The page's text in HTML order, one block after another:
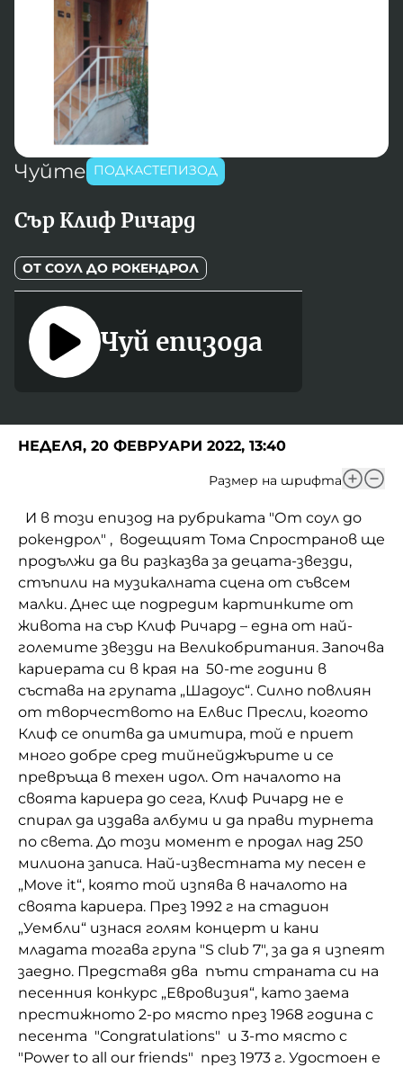
От соул до рокендрол
Междучасие
Яйцето на света
Къщата
Златната ябълка
Непознатите думи
Домашен любимец
Питаме Ви
До ре ми
БНР
БНР Новини
Архивен фонд на БНР
Чуйте ПОДКАСТЕПИЗОД
Сър Клиф Ричард
ОТ СОУЛ ДО РОКЕНДРОЛ
Чуй епизода
НЕДЕЛЯ, 20 ФЕВРУАРИ 2022, 13:40
Размер на шрифта
И в този епизод на рубриката "От соул до
рокендрол" , водещият Тома Спространов ще
продължи да ви разказва за децата-звезди,
стъпили на музикалната сцена от съвсем
малки. Днес ще подредим картинките от
живота на сър Клиф Ричард – една от най-
големите звезди на Великобритания. Започва
кариерата си в края на 50-те години в
състава на групата „Шадоус“. Силно повлиян
от творчеството на Елвис Пресли, когото
Клиф се опитва да имитира, той е приет
много добре сред тийнейджърите и се
превръща в техен идол. От началото на
своята кариера до сега, Клиф Ричард не е
спирал да издава албуми и да прави турнета
по света. До този момент е продал над 250
милиона записа. Най-известната му песен е
„Move it“, която той изпява в началото на
своята кариера. През 1992 г на стадион
„Уембли“ изнася голям концерт и кани
младата тогава група "S club 7", за да я изпеят
заедно. Представя два пъти страната си на
песенния конкурс „Евровизия“, като заема
престижното 2-ро място през 1968 година с
песента "Congratulations" и 3-то място с
"Power to all our friends" през 1973 г. Удостоен е